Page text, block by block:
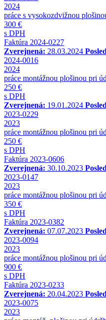
2024
práce s vysokozdvižnou
300 €
s DPH
Faktúra 2024-0227
Zverejnená: 28.03.2024
2024-0016
2024
práce montážnou plošinou pri
250 €
s DPH
Zverejnená: 19.01.2024
2023-0229
2023
práce montážnou plošinou pri
250 €
s DPH
Faktúra 2023-0606
Zverejnená: 30.10.2023
2023-0147
2023
práce montážnou plošinou pri
350 €
s DPH
Faktúra 2023-0382
Zverejnená: 07.07.2023
2023-0094
2023
práce montážnou plošinou pri
900 €
s DPH
Faktúra 2023-0233
Zverejnená: 20.04.2023
2023-0075
2023